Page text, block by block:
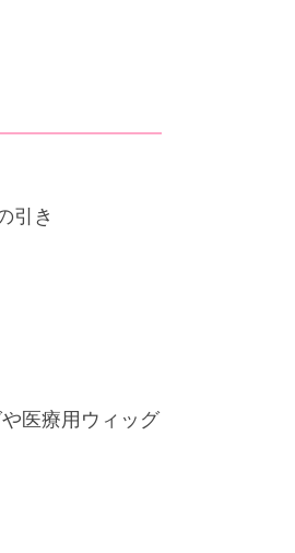
引き
医療用ウィッグ